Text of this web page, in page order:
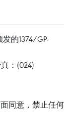
的1374/GP-
真：(024)
同意，禁止任何